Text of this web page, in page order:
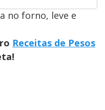
no forno, leve e
Receitas de Pesos